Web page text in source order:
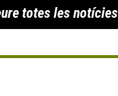
totes les notícies